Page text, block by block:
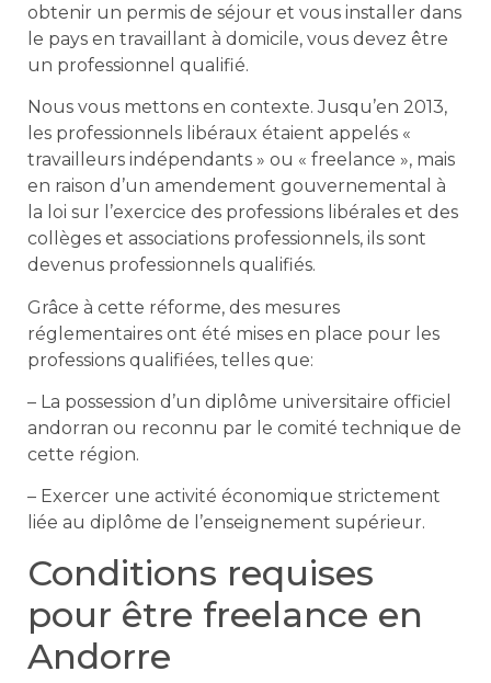
obtenir un permis de séjour et vous installer dans
le pays en travaillant à domicile, vous devez être
un professionnel qualifié.
Nous vous mettons en contexte. Jusqu’en 2013,
les professionnels libéraux étaient appelés «
travailleurs indépendants » ou « freelance », mais
en raison d’un amendement gouvernemental à
la loi sur l’exercice des professions libérales et des
collèges et associations professionnels, ils sont
devenus professionnels qualifiés.
Grâce à cette réforme, des mesures
réglementaires ont été mises en place pour les
professions qualifiées, telles que:
– La possession d’un diplôme universitaire officiel
andorran ou reconnu par le comité technique de
cette région.
– Exercer une activité économique strictement
liée au diplôme de l’enseignement supérieur.
Conditions requises
pour être freelance en
Andorre